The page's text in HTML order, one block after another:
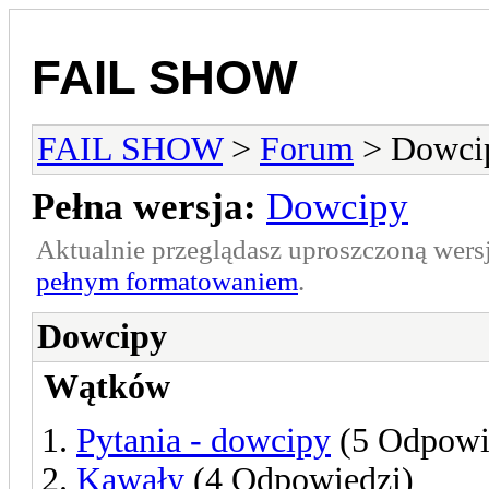
FAIL SHOW
FAIL SHOW> Forum >
Pełna wersja: Dowcipy
Aktualnie przeglądasz uproszczoną
pełnym formatowaniem.
Dowcipy
Wątków
Pytania - dowcipy (5
Kawały (4 Odpowiedzi)